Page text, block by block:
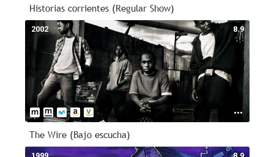
Historias corrientes (Regular Show)
8.9
2002
The Wire (Bajo escucha)